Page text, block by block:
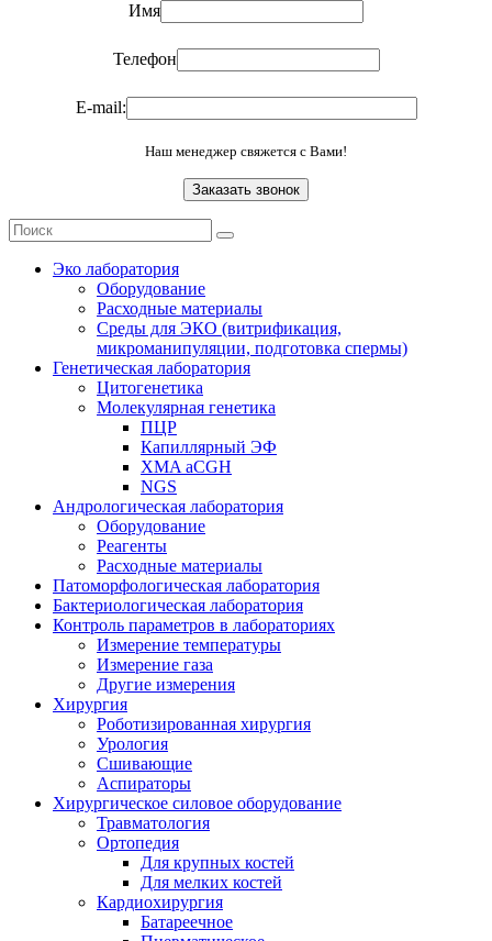
Имя
Телефон
E-mail:
Наш менеджер свяжется с Вами!
Эко лаборатория
Оборудование
Расходные материалы
Среды для ЭКО (витрификация,
микроманипуляции, подготовка спермы)
Генетическая лаборатория
Цитогенетика
Молекулярная генетика
ПЦР
Капиллярный ЭФ
XMA aCGH
NGS
Андрологическая лаборатория
Оборудование
Реагенты
Расходные материалы
Патоморфологическая лаборатория
Бактериологическая лаборатория
Контроль параметров в лабораториях
Измерение температуры
Измерение газа
Другие измерения
Хирургия
Роботизированная хирургия
Урология
Сшивающие
Аспираторы
Хирургическое силовое оборудование
Травматология
Ортопедия
Для крупных костей
Для мелких костей
Кардиохирургия
Батареечное